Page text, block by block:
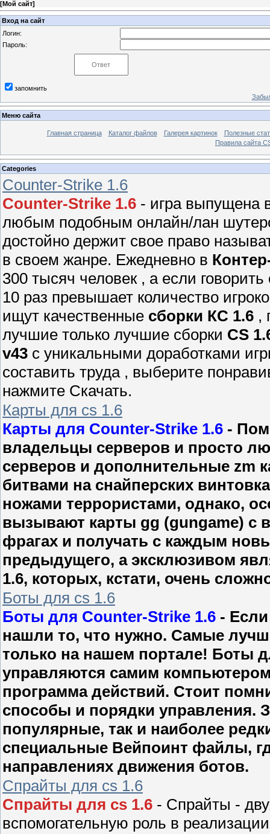
[Мой сайт]
Вход на сайт
Логин:
Пароль:
запомнить
Меню сайта
Главная страница Каталог файлов Галерея картинок
Полезные
Правила сайта
Categories
Counter-Strike 1.6
Counter-Strike 1.6 - игра выпущена
любым подобным онлайн/лан
достойно держит свое право
в своем жанре. Ежедневно в
300 тысяч человек , а если
10 раз превышает количество
ищут качественные сборки КС 1.6 ,
лучшие только лучшие сборки CS
v43 с уникальными доработками
составить труда , выберите
нажмите Скачать.
Карты для cs 1.6
Карты для Counter-Strike 1.6 -
владельцы серверов и просто
серверов и дополнительные zm
битвами на снайперских
ножами террористами, однако,
вызывают карты gg (gungame) с
фрагах и получать с каждым
предыдущего, а эксклюзивом
1.6, которых, кстати, очень
Боты для cs 1.6
Боты для Counter-Strike 1.6 -
нашли то, что нужно. Самые
только на нашем портале! Боты
управляются самим
программа действий. Стоит
способы и порядки управления.
популярные, так и наиболее
специальные Вейпоинт файлы,
направлениях движения ботов.
Спрайты для cs 1.6
Спрайты для cs 1.6 - Спрайты -
вспомогательную роль в